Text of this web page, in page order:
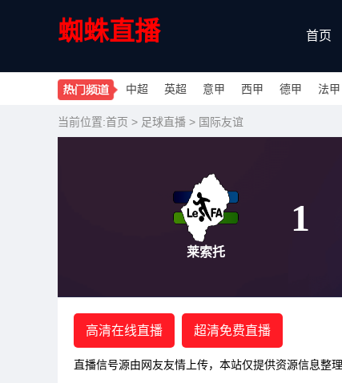
蜘蛛直播 首页
中超 英超 意甲 西甲 德甲 法甲
当前位置:首页 > 足球直播 > 国际友谊
莱索托
1
高清在线直播 超清免费直播
直播信号源由网友友情上传，本站仅提供资源信息整